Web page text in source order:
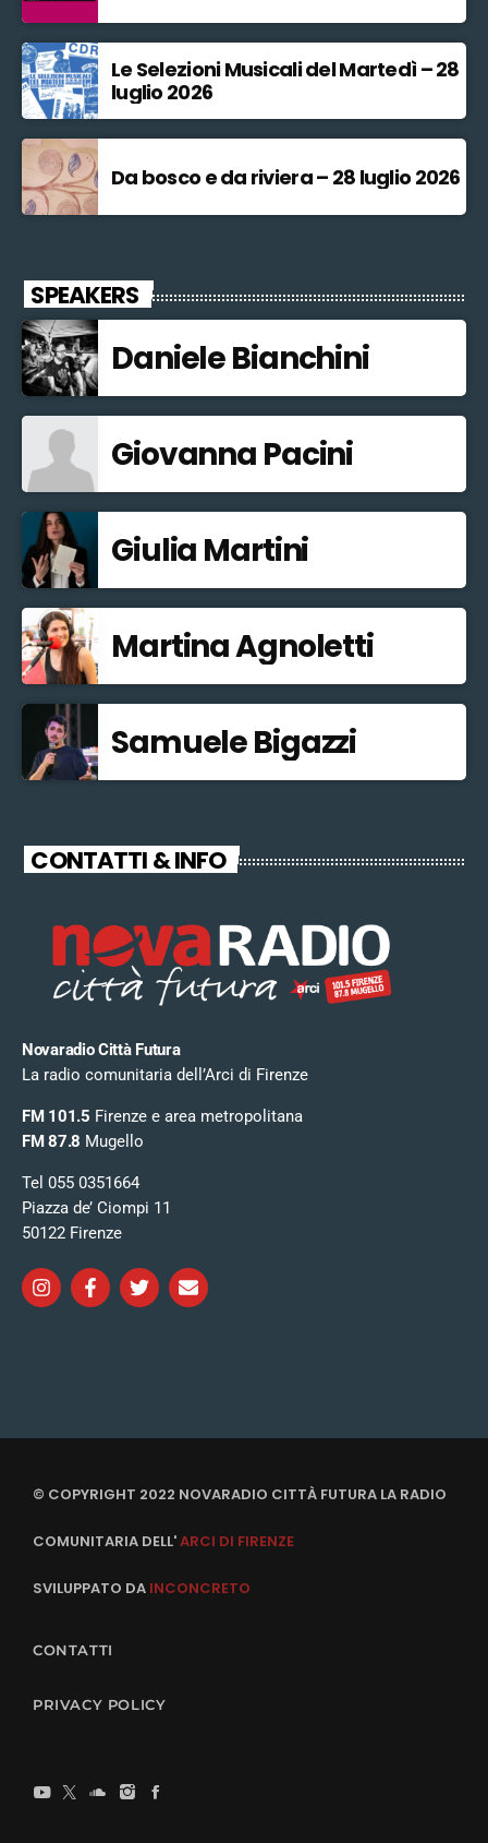
Le Selezioni Musicali del Martedì – 28
luglio 2026
Da bosco e da riviera – 28 luglio 2026
SPEAKERS
Daniele Bianchini
Giovanna Pacini
Giulia Martini
Martina Agnoletti
Samuele Bigazzi
CONTATTI & INFO
Novaradio Città Futura
La radio comunitaria dell’Arci di Firenze
FM 101.5 Firenze e area metropolitana
FM 87.8 Mugello
Tel 055 0351664
Piazza de’ Ciompi 11
50122 Firenze
© COPYRIGHT 2022 NOVARADIO CITTÀ FUTURA LA RADIO
COMUNITARIA DELL'ARCI DI FIRENZE
SVILUPPATO DA INCONCRETO
CONTATTI
PRIVACY POLICY